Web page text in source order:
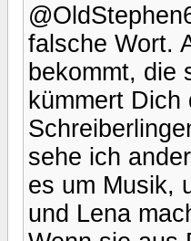
falsche Wort.
bekommt, die
kümmert
sehe ich
es um Musik,
und Lena